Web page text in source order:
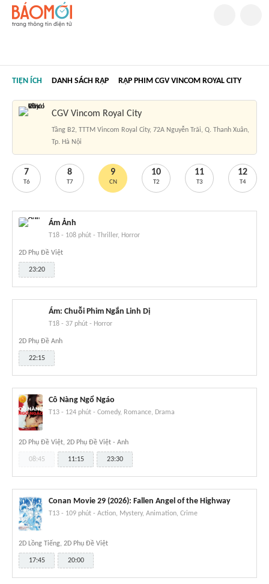
TIỆN ÍCH DANH SÁCH RẠP RẠP PHIM CGV VINCOM ROYAL CITY
CGV Vincom Royal City
Tầng B2, TTTM Vincom Royal City, 72A Nguyễn Trãi, Q. Thanh Xuân,
Tp. Hà Nội
7
T6
8
T7
9
CN
10
T2
11
T3
12
T4
Ám Ảnh
T18 - 108 phút - Thriller, Horror
2D Phụ Đề Việt
23:20
Ám: Chuỗi Phim Ngắn Linh Dị
T18 - 37 phút - Horror
2D Phụ Đề Anh
22:15
Cô Nàng Ngổ Ngáo
T13 - 124 phút - Comedy, Romance, Drama
2D Phụ Đề Việt, 2D Phụ Đề Việt - Anh
08:45 11:15 23:30
Conan Movie 29 (2026): Fallen Angel of the Highway
T13 - 109 phút - Action, Mystery, Animation, Crime
2D Lồng Tiếng, 2D Phụ Đề Việt
17:45 20:00